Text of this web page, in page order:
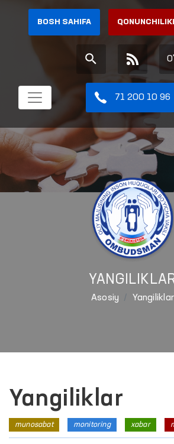
BOSH SAHIFA
71 200 10 96
Asosiy Yangiliklar
Yangiliklar
munosabat monitoring xabar